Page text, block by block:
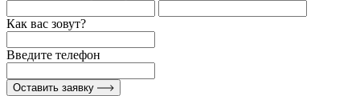
Как вас зовут?
Введите телефон
Оставить заявку